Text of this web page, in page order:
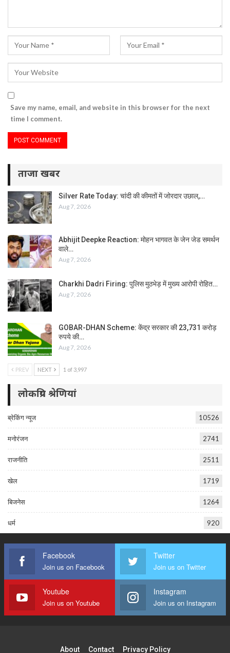
Save my name, email, and website in this browser for the next
time I comment.
ताजा खबर
Silver Rate Today: चांदी की कीमतों में जोरदार उछाल,…
Aug 7, 2026
Abhijit Deepke Reaction: मोहन भागवत के जेन जेड समर्थन
वाले…
Aug 7, 2026
Charkhi Dadri Firing: पुलिस मुठभेड़ में मुख्य आरोपी रोहित…
Aug 7, 2026
GOBAR-DHAN Scheme: केंद्र सरकार की 23,731 करोड़
रुपये की…
Aug 7, 2026
PREV NEXT 1 of 3,997
लोकप्रिय श्रेणियां
ब्रेकिंग न्यूज 10526
मनोरंजन 2741
राजनीति 2511
खेल 1719
बिजनेस 1264
धर्म 920
Facebook
Join us on Facebook
Twitter
Join us on Twitter
Youtube
Join us on Youtube
Instagram
Join us on Instagram
About Contact Privacy Policy